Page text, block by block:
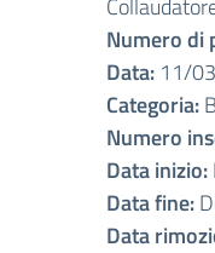
Numero di
Data: 11/
Categoria:
Numero
Data inizio:
Data fine:
Data